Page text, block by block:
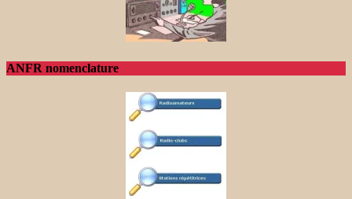
ANFR nomenclature